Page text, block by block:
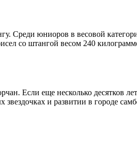
Среди юниоров в весовой
со штангой весом 240
Если еще несколько десятков
и развитии в городе